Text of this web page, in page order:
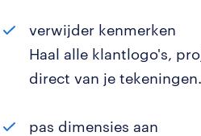
verwijder kenmerken
Haal alle klantlogo's,
direct van je tekeningen.
pas dimensies aan